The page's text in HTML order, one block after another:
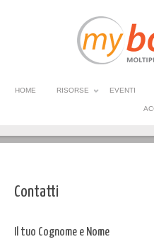
HOME RISORSE EVENTI
This page can't load
Contatti
Il tuo Cognome e Nome